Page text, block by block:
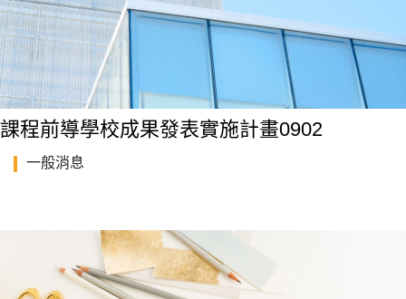
課程前導學校成果發表實施計畫0902
一般消息